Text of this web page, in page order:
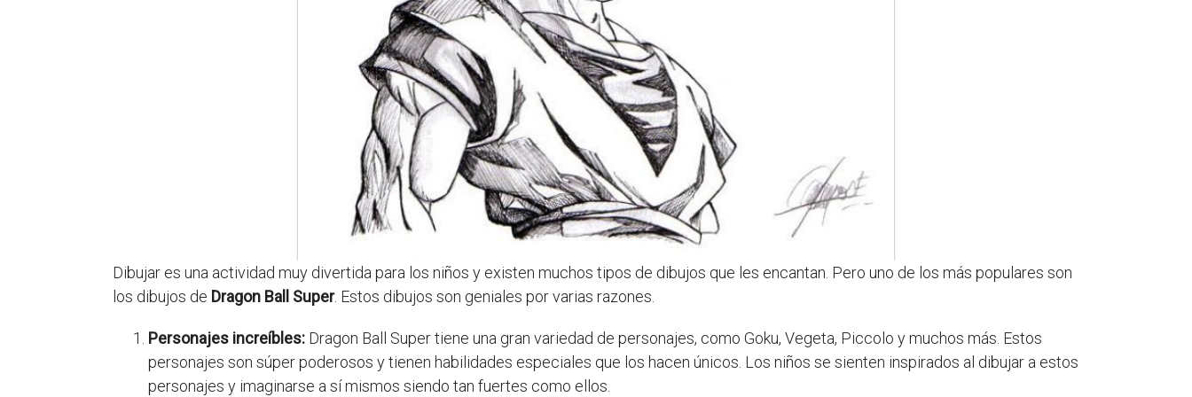
Dibujar es una actividad muy divertida para los niños y existen muchos tipos de dibujos que les encantan. Pero uno de los más populares son
los dibujos de Dragon Ball Super. Estos dibujos son geniales por varias razones.
Personajes increíbles: Dragon Ball Super tiene una gran variedad de personajes, como Goku, Vegeta, Piccolo y muchos más. Estos
personajes son súper poderosos y tienen habilidades especiales que los hacen únicos. Los niños se sienten inspirados al dibujar a estos
personajes y imaginarse a sí mismos siendo tan fuertes como ellos.